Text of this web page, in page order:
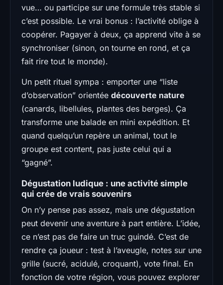
vue… ou participe sur une formule très stable si
c’est possible. Le vrai bonus : l’activité oblige à
coopérer. Pagayer à deux, ça apprend vite à se
synchroniser (sinon, on tourne en rond, et ça
fait rire tout le monde).
Un petit rituel sympa : emporter une “liste
d’observation” orientée découverte nature
(canards, libellules, plantes des berges). Ça
transforme une balade en mini expédition. Et
quand quelqu’un repère un animal, tout le
groupe est content, pas juste celui qui a
“gagné”.
Dégustation ludique : une activité simple
qui crée de vrais souvenirs
On n’y pense pas assez, mais une dégustation
peut devenir une aventure à part entière. L’idée,
ce n’est pas de faire un truc guindé. C’est de
rendre ça joueur : test à l’aveugle, notes sur une
grille (sucré, acidulé, croquant), vote final. En
fonction de votre région, vous pouvez explorer